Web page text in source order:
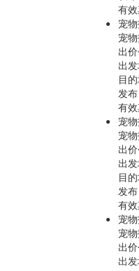
有
宠
宠
出价
出
目
发
有
宠
宠
出价
出
目
发
有
宠
宠
出价
出